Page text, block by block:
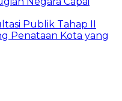
Publik Tahap II
Penataan Kota yang